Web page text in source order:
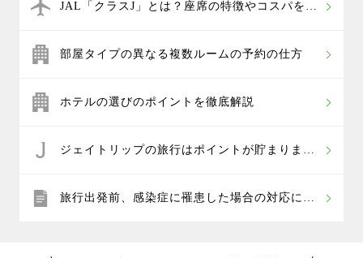
提携ホテル以外にご宿泊のお客様は各自でのご移動と
JAL「クラスJ」とは？座席の特徴やコスパを解
部屋タイプの異なる複数ルームの予約の仕方
ホテルの選びのポイントを徹底解説
ジェイトリップの旅行はポイントが貯まりま
旅行出発前、感染症に罹患した場合の対応につ